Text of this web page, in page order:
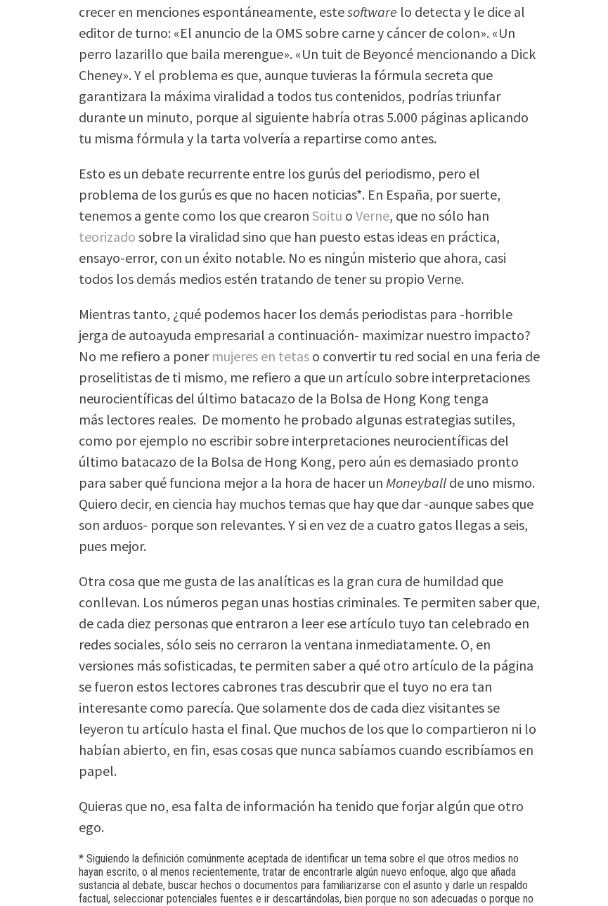
crecer en menciones espontáneamente, estesoftware lo detecta y le dice al
editor de turno: «El anuncio de la OMS sobre carne y cáncer de colon». «Un
perro lazarillo que baila merengue». «Un tuit de Beyoncé mencionando a Dick
Cheney». Y el problema es que, aunque tuvieras la fórmula secreta que
garantizara la máxima viralidad a todos tus contenidos, podrías triunfar
durante un minuto, porque al siguiente habría otras 5.000 páginas aplicando
tu misma fórmula y la tarta volvería a repartirse como antes.
Esto es un debate recurrente entre los gurús del periodismo, pero el
problema de los gurús es que no hacen noticias*. En España, por suerte,
tenemos a gente como los que crearonSoitu oVerne, que no sólo han
teorizado sobre la viralidad sino que han puesto estas ideas en práctica,
ensayo-error, con un éxito notable. No es ningún misterio que ahora, casi
todos los demás medios estén tratando de tener su propio Verne.
Mientras tanto, ¿qué podemos hacer los demás periodistas para -horrible
jerga de autoayuda empresarial a continuación- maximizar nuestro impacto?
No me refiero a poner mujeres en tetas o convertir tu red social en una feria de
proselitistas de ti mismo, me refiero a que un artículo sobre interpretaciones
neurocientíficas del último batacazo de la Bolsa de Hong Kong tenga
más lectores reales. De momento he probado algunas estrategias sutiles,
como por ejemplo no escribir sobre interpretaciones neurocientíficas del
último batacazo de la Bolsa de Hong Kong, pero aún es demasiado pronto
para saber qué funciona mejor a la hora de hacer unMoneyball de uno mismo.
Quiero decir, en ciencia hay muchos temas que hay que dar -aunque sabes que
son arduos- porque son relevantes. Y si en vez de a cuatro gatos llegas a seis,
pues mejor.
Otra cosa que me gusta de las analíticas es la gran cura de humildad que
conllevan. Los números pegan unas hostias criminales. Te permiten saber que,
de cada diez personas que entraron a leer ese artículo tuyo tan celebrado en
redes sociales, sólo seis no cerraron la ventana inmediatamente. O, en
versiones más sofisticadas, te permiten saber a qué otro artículo de la página
se fueron estos lectores cabrones tras descubrir que el tuyo no era tan
interesante como parecía. Que solamente dos de cada diez visitantes se
leyeron tu artículo hasta el final. Que muchos de los que lo compartieron ni lo
habían abierto, en fin, esas cosas que nunca sabíamos cuando escribíamos en
papel.
Quieras que no, esa falta de información ha tenido que forjar algún que otro
ego.
* Siguiendo la definición comúnmente aceptada de identificar un tema sobre el que otros medios no
hayan escrito, o al menos recientemente, tratar de encontrarle algún nuevo enfoque, algo que añada
sustancia al debate, buscar hechos o documentos para familiarizarse con el asunto y darle un respaldo
factual, seleccionar potenciales fuentes e ir descartándolas, bien porque no son adecuadas o porque no